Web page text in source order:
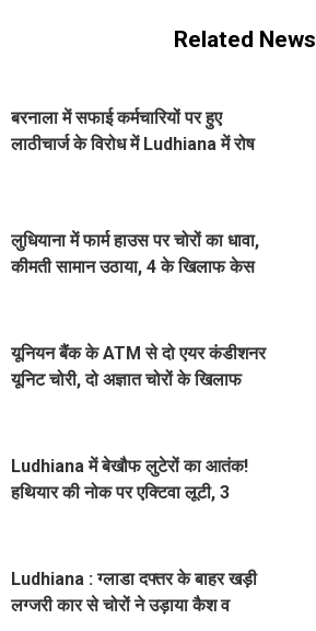
Related News
बरनाला में सफाई कर्मचारियों पर हुए
लाठीचार्ज के विरोध में Ludhiana में रोष
लुधियाना में फार्म हाउस पर चोरों का धावा,
कीमती सामान उठाया, 4 के खिलाफ केस
यूनियन बैंक के ATM से दो एयर कंडीशनर
यूनिट चोरी, दो अज्ञात चोरों के खिलाफ
Ludhiana में बेखौफ लुटेरों का आतंक!
हथियार की नोक पर एक्टिवा लूटी, 3
Ludhiana : ग्लाडा दफ्तर के बाहर खड़ी
लग्जरी कार से चोरों ने उड़ाया कैश व